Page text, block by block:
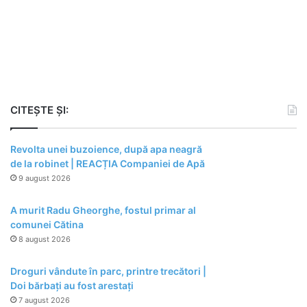
CITEȘTE ȘI:
Revolta unei buzoience, după apa neagră
de la robinet | REACȚIA Companiei de Apă
9 august 2026
A murit Radu Gheorghe, fostul primar al
comunei Cătina
8 august 2026
Droguri vândute în parc, printre trecători |
Doi bărbați au fost arestați
7 august 2026